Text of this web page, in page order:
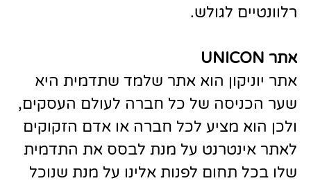
רלוונטיים לגולש.
אתר
אתר יוניקון הוא אתר שלמד שתדמית היא
שער הכניסה של כל חברה לעולם העסקים,
ולכן הוא מציע לכל חברה או אדם הזקוקים
לאתר אינטרנט על מנת לבסס את התדמית
שלו בכל תחום לפנות אלינו על מנת שנוכל